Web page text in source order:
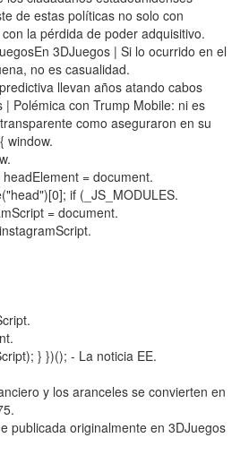
de estas políticas no solo con
la pérdida de poder adquisitivo.
3DJuegos | Si lo ocurrido en el
no es casualidad.
llevan años atando cabos
| Polémica con Trump Mobile: ni es
como aseguraron en su
window.
headElement = document.
if (_JS_MODULES.
= document.
} })(); - La noticia EE.
y los aranceles se convierten en
publicada originalmente en 3DJuegos